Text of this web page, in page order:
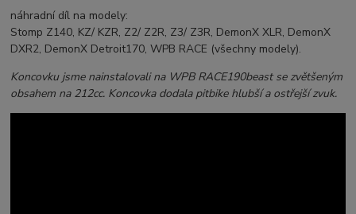
náhradní díl na modely:
Stomp Z140, KZ/ KZR, Z2/ Z2R, Z3/ Z3R, DemonX XLR, DemonX
DXR2, DemonX Detroit170, WPB RACE (všechny modely).
Koncovku jsme nainstalovali na WPB RACE190beast se zvětšeným
obsahem na 212cc. Koncovka dodala pitbike hlubší a ostřejší zvuk.